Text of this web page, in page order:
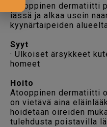
Atooppinen dermatiitti
iässä ja alkaa usein
kyynärtaipeiden
Syyt
· Ulkoiset ärsykkeet
homeet
Hoito
Atooppinen dermatiitti
on vietävä aina
hoidetaan oireiden
tulehdusta poistavilla